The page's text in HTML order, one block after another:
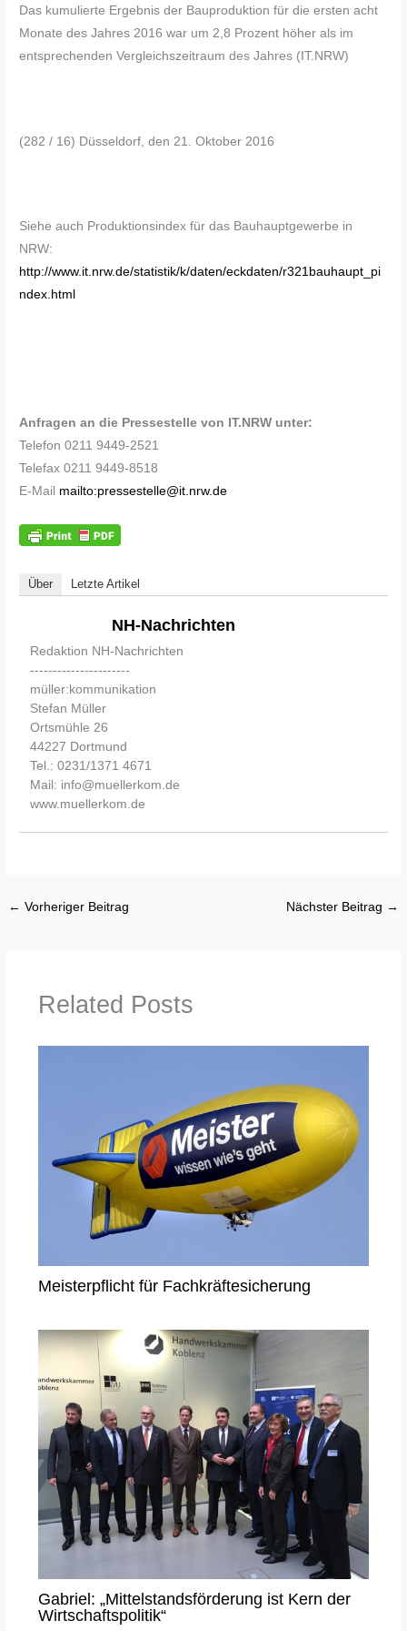
Das kumulierte Ergebnis der Bauproduktion für die ersten acht
Monate des Jahres 2016 war um 2,8 Prozent höher als im
entsprechenden Vergleichszeitraum des Jahres (IT.NRW)
(282 / 16) Düsseldorf, den 21. Oktober 2016
Siehe auch Produktionsindex für das Bauhauptgewerbe in
NRW:
http://www.it.nrw.de/statistik/k/daten/eckdaten/r321bauhaupt_pi
ndex.html
Anfragen an die Pressestelle von IT.NRW unter:
Telefon 0211 9449-2521
Telefax 0211 9449-8518
E-Mail mailto:pressestelle@it.nrw.de
Über Letzte Artikel
NH-Nachrichten
Redaktion NH-Nachrichten
----------------------
müller:kommunikation
Stefan Müller
Ortsmühle 26
44227 Dortmund
Tel.: 0231/1371 4671
Mail: info@muellerkom.de
www.muellerkom.de
← Vorheriger Beitrag Nächster Beitrag →
Related Posts
Meisterpflicht für Fachkräftesicherung
Gabriel: „Mittelstandsförderung ist Kern der
Wirtschaftspolitik“